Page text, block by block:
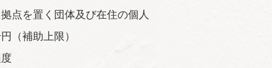
を置く団体及び在住の個人
（補助上限）